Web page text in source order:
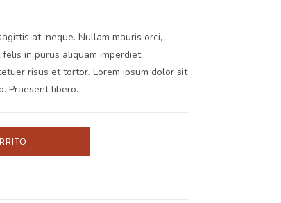
at, neque. Nullam mauris orci,
in purus aliquam imperdiet.
risus et tortor. Lorem ipsum dolor sit
Praesent libero.